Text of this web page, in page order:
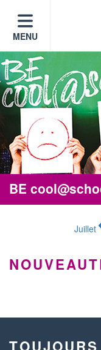
MENU
BE
Juillet